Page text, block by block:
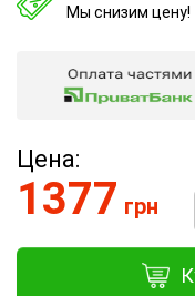
Мы снизим цену!
Цена:
1377 грн